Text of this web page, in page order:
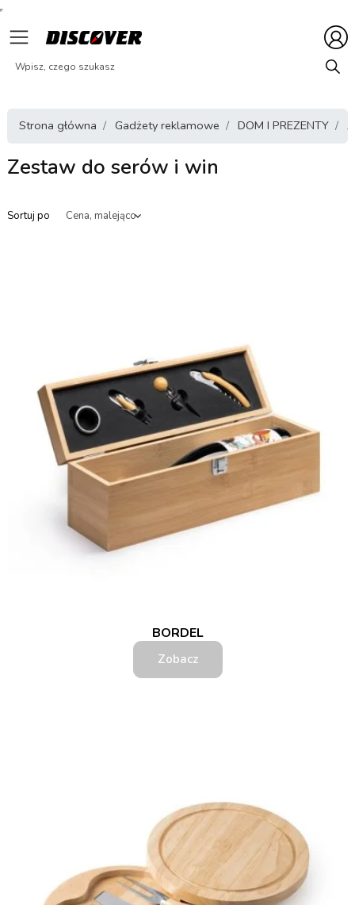
Strona główna Gadżety reklamowe DOM I PREZENTY
Zestaw do serów i win
Sortuj po
BORDEL
Zobacz